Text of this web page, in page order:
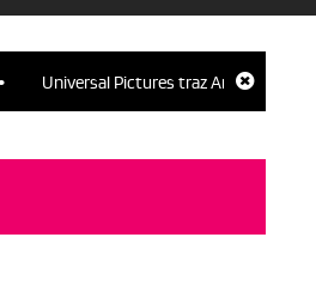
Universal Pictures traz Ariana Grande,